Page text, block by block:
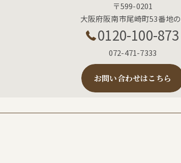
〒599-0201
大阪府阪南市尾崎町53番地
0120-100-873
072-471-7333
お問い合わせはこちら